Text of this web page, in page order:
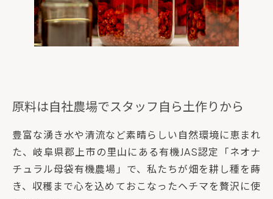
原料は自社農場でスタッフ自ら土作りから
豊富な湧き水や清流など素晴らしい自然環境に恵まれ
た、岐阜県郡上市の里山にある有機JAS認定「ネオナ
チュラル母袋有機農場」で、私たちが畑を耕し種を蒔
き、収穫まで心を込めておこなったヘチマを贅沢に使